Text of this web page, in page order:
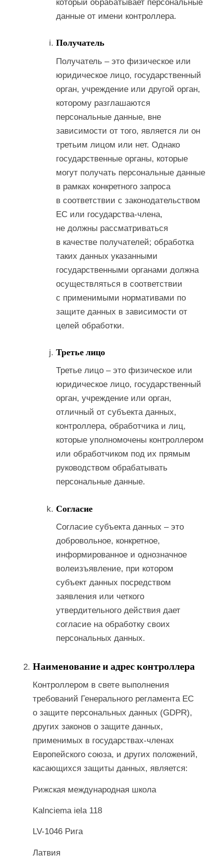
который обрабатывает персональные
данные от имени контроллера.
Получатель
Получатель – это физическое или
юридическое лицо, государственный
орган, учреждение или другой орган,
которому разглашаются
персональные данные, вне
зависимости от того, является ли он
третьим лицом или нет. Однако
государственные органы, которые
могут получать персональные данные
в рамках конкретного запроса
в соответствии с законодательством
ЕС или государства-члена,
не должны рассматриваться
в качестве получателей; обработка
таких данных указанными
государственными органами должна
осуществляться в соответствии
с применимыми нормативами по
защите данных в зависимости от
целей обработки.
Третье лицо
Третье лицо – это физическое или
юридическое лицо, государственный
орган, учреждение или орган,
отличный от субъекта данных,
контроллера, обработчика и лиц,
которые уполномочены контроллером
или обработчиком под их прямым
руководством обрабатывать
персональные данные.
Согласие
Согласие субъекта данных – это
добровольное, конкретное,
информированное и однозначное
волеизъявление, при котором
субъект данных посредством
заявления или четкого
утвердительного действия дает
согласие на обработку своих
персональных данных.
Наименование и адрес контроллера
Контроллером в свете выполнения
требований Генерального регламента ЕС
о защите персональных данных (GDPR),
других законов о защите данных,
применимых в государствах-членах
Европейского союза, и других положений,
касающихся защиты данных, является:
Рижская международная школа
Kalnciema iela 118
LV-1046 Рига
Латвия